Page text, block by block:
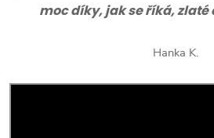
moc díky, jak se říká,
Hanka K.